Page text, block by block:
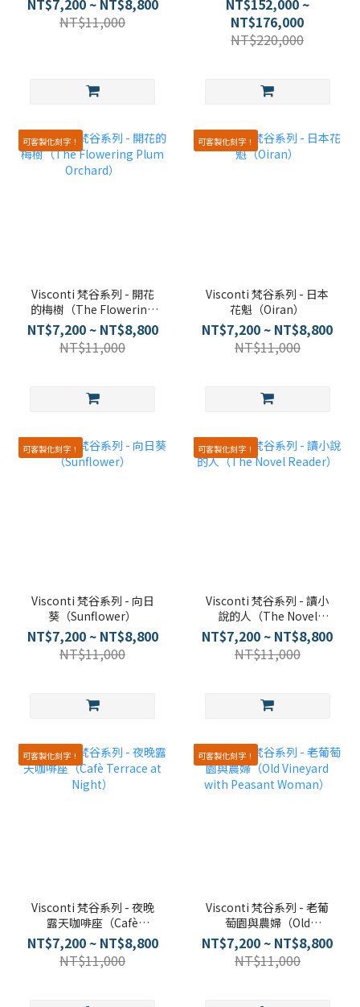
NT$7,200 ~ NT$8,800
NT$11,000
NT$152,000 ~
NT$176,000
NT$220,000
可客製化刻字！
Visconti 梵谷系列 - 開花
的梅樹（The Flowering
Plum Orchard）
NT$7,200 ~ NT$8,800
NT$11,000
可客製化刻字！
Visconti 梵谷系列 - 日本
花魁（Oiran）
NT$7,200 ~ NT$8,800
NT$11,000
可客製化刻字！
Visconti 梵谷系列 - 向日
葵（Sunflower）
NT$7,200 ~ NT$8,800
NT$11,000
可客製化刻字！
Visconti 梵谷系列 - 讀小
說的人（The Novel
Reader）
NT$7,200 ~ NT$8,800
NT$11,000
可客製化刻字！
Visconti 梵谷系列 - 夜晚
露天咖啡座（Cafè
Terrace at Night）
NT$7,200 ~ NT$8,800
NT$11,000
可客製化刻字！
Visconti 梵谷系列 - 老葡
萄園與農婦（Old
Vineyard with Peasant
Woman）
NT$7,200 ~ NT$8,800
NT$11,000